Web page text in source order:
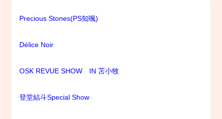
Precious Stones(PS知颯)
Délice Noir
OSK REVUE SHOW IN 苫小牧
登堂結斗Special Show